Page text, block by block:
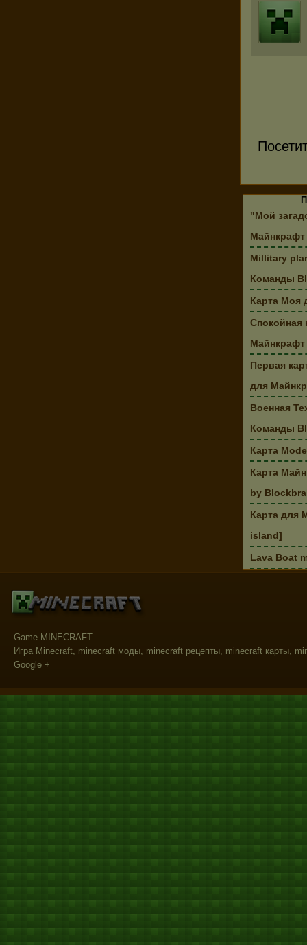
"Мой
Майнкрафт
Millitary
Команды
Карта Моя
Спокойная
Майнкрафт
Первая
для
Военная
Команды
Карта
Карта
by
Карта для
island]
Lava Boat
Game MINECRAFT
Игра Minecraft, minecraft моды, minecraft рецепты, minecraft карты,
Google +